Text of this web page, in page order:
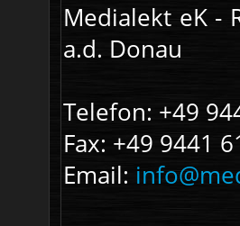
Medialekt eK -
a.d. Donau
Telefon: +49
Fax: +49 9441
Email: